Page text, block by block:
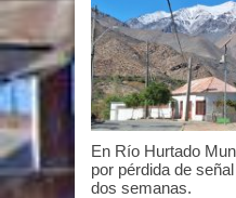
En Río Hurtado
por pérdida de
dos semanas.